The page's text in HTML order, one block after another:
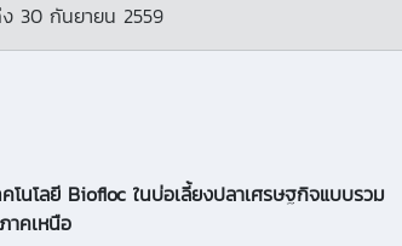
30 กันยายน 2559
คโนโลยี Biofloc ในบ่อเลี้ยงปลาเศรษฐกิจแบบรวม
าคเหนือ